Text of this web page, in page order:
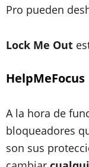
Pro pueden
Lock Me Out
HelpMeFocus
A la hora de
bloqueadores
son sus